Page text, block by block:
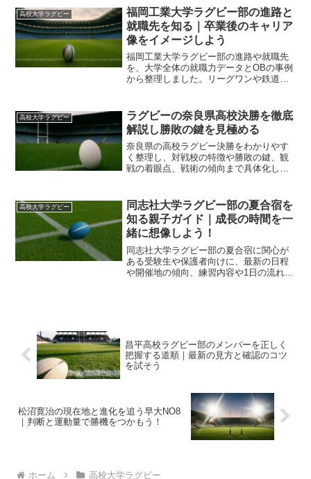
受験校検討の材料として、最新シーズン
の人数イメージもわかりやすくつかめる
内容です。
高校大学ラグビー
福岡工業大学ラグビー部の進路と
就職先を知る｜卒業後のキャリア
像をイメージしよう
福岡工業大学ラグビー部の進路や就職先
を、大学全体の就職力データとOBの事例
から整理しました。リーグワンや鉄道会
めます。高校生や保護者が知りたい奨学
金や入試区分との関係も解説し、入学後
のキャリア形成のイメージを具体的につ
かめる内容です。
高校大学ラグビー
ラグビーの奈良県高校決勝を徹底
解説し勝敗の鍵を見極める
奈良県の高校ラグビー決勝をわかりやす
く整理し、対戦校の特徴や勝敗の鍵、観
戦の着眼点、戦術の傾向まで具体化しま
ようにします。
高校大学ラグビー
同志社大学ラグビー部の夏合宿を
知る親子ガイド｜成長の時間を一
緒に想像しよう！
同志社大学ラグビー部の夏合宿に関心が
ある受験生や保護者向けに、最新の日程
や開催地の傾向、練習内容や1日の流れ、
昌平高校ラグビー部のメンバーを正しく
把握する道順｜最新の見方と確認のコツ
を試そう
松沼寛治の現在地と進化を追う早大NO8
｜判断と運動量で勝機をつかもう！
ホーム 高校大学ラグビー